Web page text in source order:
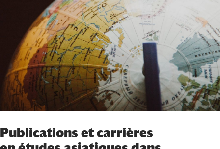
Publications et carrières